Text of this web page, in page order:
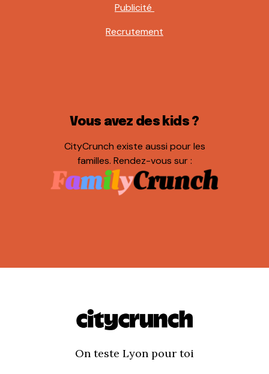
Publicité
Recrutement
Vous avez des kids ?
CityCrunch existe aussi pour les
familles. Rendez-vous sur :
On teste Lyon pour toi